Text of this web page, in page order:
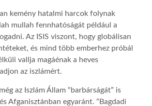
kemény hatalmi harcok folynak
mullah fennhatóságát például a
Az ISIS viszont, hogy globálisan
és mind több emberhez próbál
vallja magáénak a heves
az iszlámért.
az Iszlám Állam “barbárságát” is
Afganisztánban egyaránt. “Bagdadi